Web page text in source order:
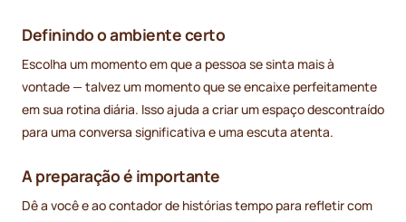
Definindo o ambiente certo
Escolha um momento em que a pessoa se sinta mais à
vontade — talvez um momento que se encaixe perfeitamente
em sua rotina diária. Isso ajuda a criar um espaço descontraído
para uma conversa significativa e uma escuta atenta.
A preparação é importante
Dê a você e ao contador de histórias tempo para refletir com